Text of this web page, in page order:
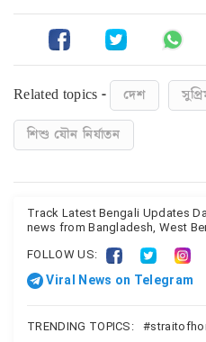
Related topics - দেশ
শিশু যৌন নির্যাতন
Track Latest Bengali Updates
news from Bangladesh, West
FOLLOW US:
Viral News on Telegram
TRENDING TOPICS: